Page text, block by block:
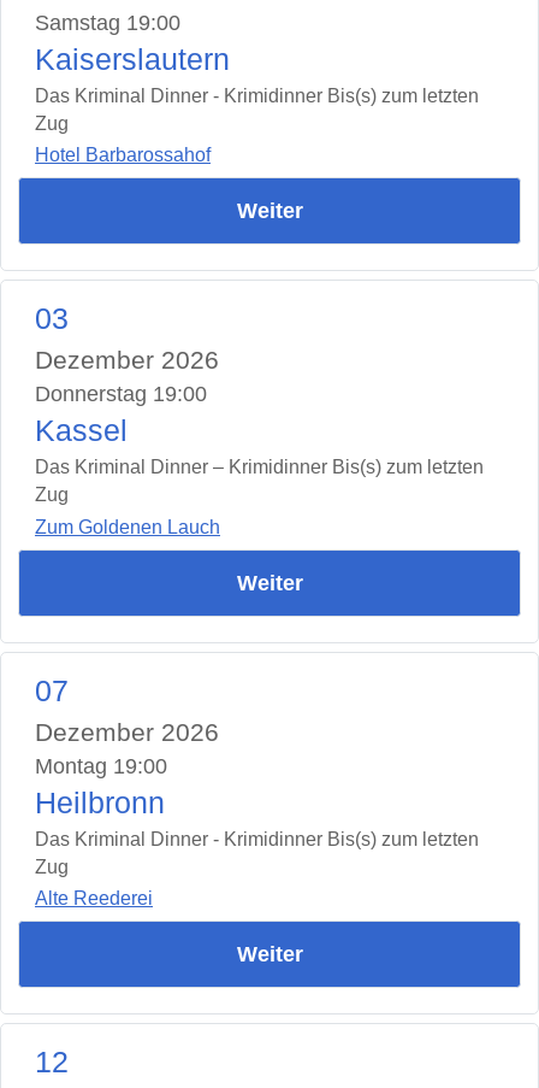
Samstag 19:00
Kaiserslautern
Das Kriminal Dinner - Krimidinner Bis(s) zum letzten
Zug
Hotel Barbarossahof
Weiter
03
Dezember 2026
Donnerstag 19:00
Kassel
Das Kriminal Dinner – Krimidinner Bis(s) zum letzten
Zug
Zum Goldenen Lauch
Weiter
07
Dezember 2026
Montag 19:00
Heilbronn
Das Kriminal Dinner - Krimidinner Bis(s) zum letzten
Zug
Alte Reederei
Weiter
12